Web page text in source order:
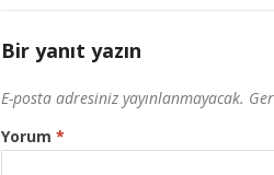
Bir yanıt yazın
E-posta adresiniz yayınlanmayacak.
Yorum *